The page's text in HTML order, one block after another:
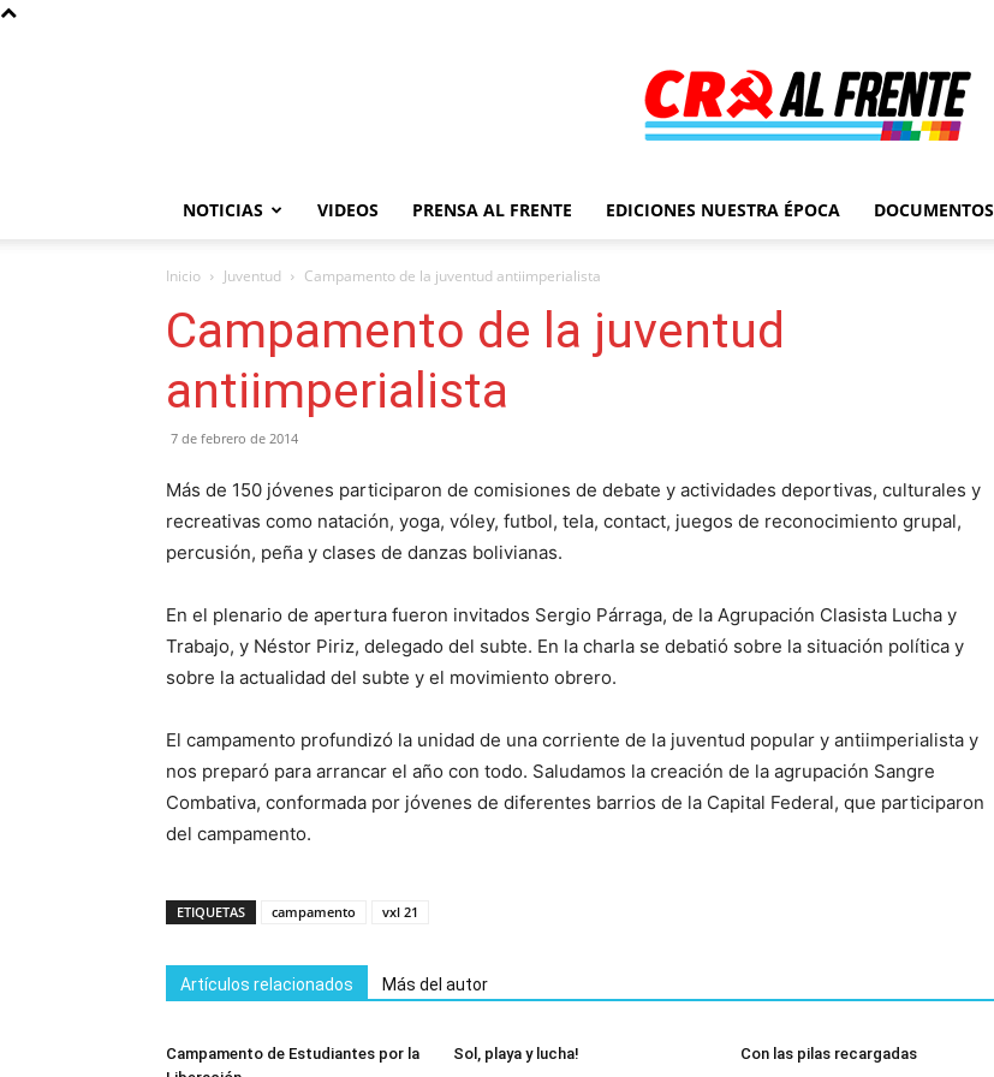
Al
–
NOTICIAS VIDEOS PRENSA AL FRENTE EDICIONES NUESTRA ÉPOCA DOCUMENTOS
Inicio Juventud Campamento de la juventud antiimperialista
Campamento de la juventud
antiimperialista
7 de febrero de 2014
Más de 150 jóvenes participaron de comisiones de debate y actividades deportivas, culturales y
recreativas como natación, yoga, vóley, futbol, tela, contact, juegos de reconocimiento grupal,
percusión, peña y clases de danzas bolivianas.
En el plenario de apertura fueron invitados Sergio Párraga, de la Agrupación Clasista Lucha y
Trabajo, y Néstor Piriz, delegado del subte. En la charla se debatió sobre la situación política y
sobre la actualidad del subte y el movimiento obrero.
El campamento profundizó la unidad de una corriente de la juventud popular y antiimperialista y
nos preparó para arrancar el año con todo. Saludamos la creación de la agrupación Sangre
Combativa, conformada por jóvenes de diferentes barrios de la Capital Federal, que participaron
del campamento.
ETIQUETAS campamento vxl 21
Artículos relacionados Más del autor
Campamento de Estudiantes por la
Sol, playa y lucha! Con las pilas recargadas